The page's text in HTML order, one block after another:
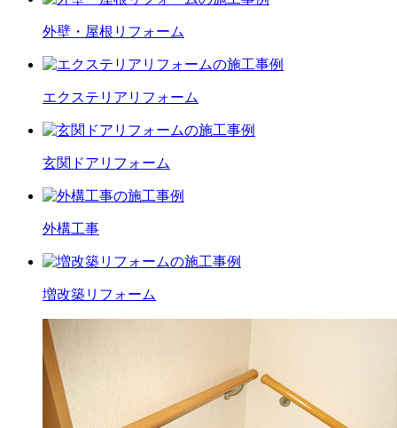
外壁・屋根 リフォーム
エクステリア リフォーム
玄関ドア リフォーム
外構工事
増改築リフォーム